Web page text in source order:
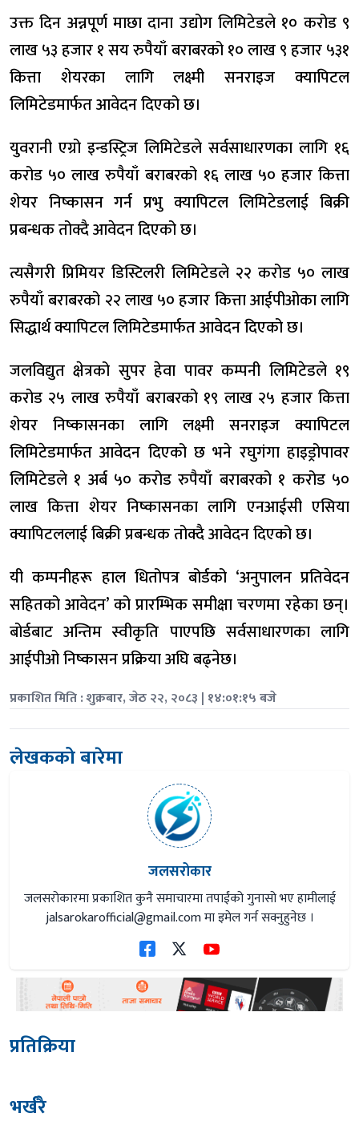
उक्त दिन अन्नपूर्ण माछा दाना उद्योग लिमिटेडले १० करोड ९
लाख ५३ हजार १ सय रुपैयाँ बराबरको १० लाख ९ हजार ५३१
कित्ता शेयरका लागि लक्ष्मी सनराइज क्यापिटल
लिमिटेडमार्फत आवेदन दिएको छ।
युवरानी एग्रो इन्डस्ट्रिज लिमिटेडले सर्वसाधारणका लागि १६
करोड ५० लाख रुपैयाँ बराबरको १६ लाख ५० हजार कित्ता
शेयर निष्कासन गर्न प्रभु क्यापिटल लिमिटेडलाई बिक्री
प्रबन्धक तोक्दै आवेदन दिएको छ।
त्यसैगरी प्रिमियर डिस्टिलरी लिमिटेडले २२ करोड ५० लाख
रुपैयाँ बराबरको २२ लाख ५० हजार कित्ता आईपीओका लागि
सिद्धार्थ क्यापिटल लिमिटेडमार्फत आवेदन दिएको छ।
जलविद्युत क्षेत्रको सुपर हेवा पावर कम्पनी लिमिटेडले १९
करोड २५ लाख रुपैयाँ बराबरको १९ लाख २५ हजार कित्ता
शेयर निष्कासनका लागि लक्ष्मी सनराइज क्यापिटल
लिमिटेडमार्फत आवेदन दिएको छ भने रघुगंगा हाइड्रोपावर
लिमिटेडले १ अर्ब ५० करोड रुपैयाँ बराबरको १ करोड ५०
लाख कित्ता शेयर निष्कासनका लागि एनआईसी एसिया
क्यापिटललाई बिक्री प्रबन्धक तोक्दै आवेदन दिएको छ।
यी कम्पनीहरू हाल धितोपत्र बोर्डको ‘अनुपालन प्रतिवेदन
सहितको आवेदन’ को प्रारम्भिक समीक्षा चरणमा रहेका छन्।
बोर्डबाट अन्तिम स्वीकृति पाएपछि सर्वसाधारणका लागि
आईपीओ निष्कासन प्रक्रिया अघि बढ्नेछ।
प्रकाशित मिति : शुक्रबार, जेठ २२, २०८३ | १४:०१:१५ बजे
लेखकको बारेमा
जलसरोकार
जलसरोकारमा प्रकाशित कुनै समाचारमा तपाईंको गुनासो भए हामीलाई
jalsarokarofficial@gmail.comमा इमेल गर्न सक्नुहुनेछ ।
प्रतिक्रिया
भर्खरै